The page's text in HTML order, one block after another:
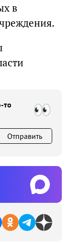
в
то
Отправить